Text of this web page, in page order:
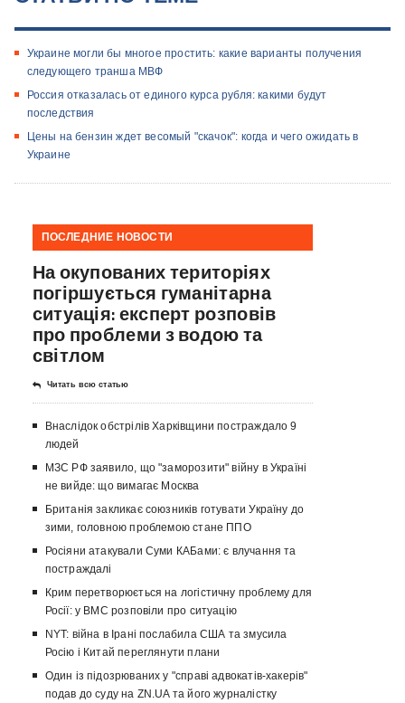
Украине могли бы многое простить: какие варианты получения
следующего транша МВФ
Россия отказалась от единого курса рубля: какими будут
последствия
Цены на бензин ждет весомый "скачок": когда и чего ожидать в
Украине
ПОСЛЕДНИЕ НОВОСТИ
На окупованих територіях
погіршується гуманітарна
ситуація: експерт розповів
про проблеми з водою та
світлом
Читать всю статью
Внаслідок обстрілів Харківщини постраждало 9
людей
МЗС РФ заявило, що "заморозити" війну в Україні
не вийде: що вимагає Москва
Британія закликає союзників готувати Україну до
зими, головною проблемою стане ППО
Росіяни атакували Суми КАБами: є влучання та
постраждалі
Крим перетворюється на логістичну проблему для
Росії: у ВМС розповіли про ситуацію
NYT: війна в Ірані послабила США та змусила
Росію і Китай переглянути плани
Один із підозрюваних у "справі адвокатів-хакерів"
подав до суду на ZN.UA та його журналістку